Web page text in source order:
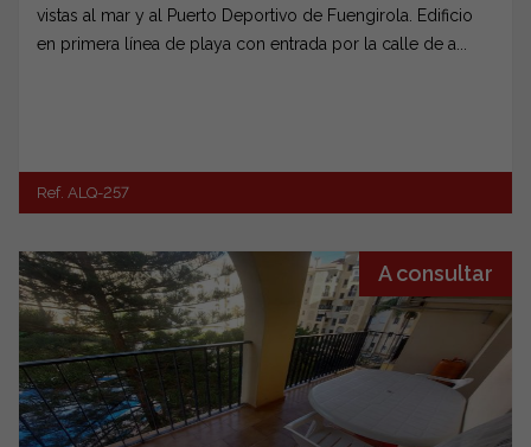
vistas al mar y al Puerto Deportivo de Fuengirola. Edificio
en primera línea de playa con entrada por la calle de a...
Ref. ALQ-257
A consultar